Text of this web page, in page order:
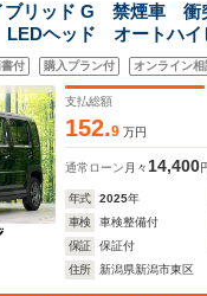
ブリッド G 禁煙車 衝
LEDヘッド オートハ
ー 車線逸脱警報 オー
イバシーガラス
付 購入プラン付 オンライン相
支払総額
152.9 万円
通常ローン 月々 14,400
年式 2025年
車検
車検整備付
保証
保証付
住所
新潟県新潟市東区